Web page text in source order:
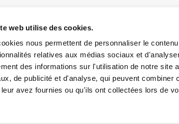
web utilise des cookies.
nous permettent de personnaliser le
relatives aux médias sociaux et
des informations sur l'utilisation de notre site
de publicité et d'analyse, qui peuvent combiner
avez fournies ou qu'ils ont collectées lors de